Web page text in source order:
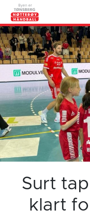
Surt
klart